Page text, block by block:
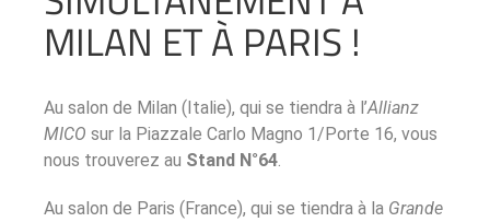
MILAN ET À PARIS !
Au salon de Milan (Italie), qui se tiendra à l’Allianz
MICO sur la Piazzale Carlo Magno 1/Porte 16, vous
nous trouverez au Stand N°64.
Au salon de Paris (France), qui se tiendra à la Grande